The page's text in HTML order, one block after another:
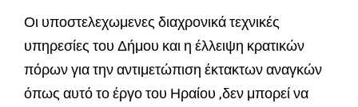
Οι υποστελεχωμενες διαχρονικά τεχνικές
υπηρεσίες του Δήμου και η έλλειψη κρατικών
πόρων για την αντιμετώπιση έκτακτων αναγκών
όπως αυτό το έργο του Ηραίου ,δεν μπορεί να